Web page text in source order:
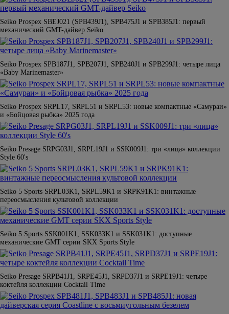
Seiko Prospex SBEJ021 (SPB439J1), SPB475J1 и SPB385J1: первый
механический GMT-дайвер Seiko
Seiko Prospex SPB187J1, SPB207J1, SPB240J1 и SPB299J1: четыре лица
«Baby Marinemaster»
Seiko Prospex SRPL17, SRPL51 и SRPL53: новые компактные «Самураи»
и «Бойцовая рыбка» 2025 года
Seiko Presage SRPG03J1, SRPL19J1 и SSK009J1: три «лица» коллекции
Style 60's
Seiko 5 Sports SRPL03K1, SRPL59K1 и SRPK91K1: винтажные
переосмысления культовой коллекции
Seiko 5 Sports SSK001K1, SSK033K1 и SSK031K1: доступные
механические GMT серии SKX Sports Style
Seiko Presage SRPB41J1, SRPE45J1, SRPD37J1 и SRPE19J1: четыре
коктейля коллекции Cocktail Time